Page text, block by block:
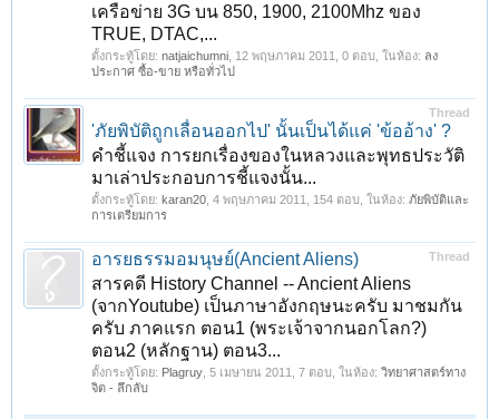
เครือข่าย 3G บน 850, 1900, 2100Mhz ของ
TRUE, DTAC,...
ตั้งกระทู้โดย: natjaichumni 12 พฤษภาคม 2011 , 0 ตอบ, ในห้อง: ลง
ประกาศ ซื้อ-ขาย หรือทั่วไป
Thread
'ภัยพิบัติถูกเลื่อนออกไป' นั้นเป็นได้แค่ 'ข้ออ้าง' ?
คำชี้แจง การยกเรื่องของในหลวงและพุทธประวัติ
มาเล่าประกอบการชี้แจงนั้น...
ตั้งกระทู้โดย: karan20 4 พฤษภาคม 2011 , 154 ตอบ, ในห้อง: ภัยพิบัติและ
การเตรียมการ
Thread
อารยธรรมอมนุษย์(Ancient Aliens)
สารคดี History Channel -- Ancient Aliens
(จากYoutube) เป็นภาษาอังกฤษนะครับ มาชมกัน
ครับ ภาคแรก ตอน1 (พระเจ้าจากนอกโลก?)
ตอน2 (หลักฐาน) ตอน3...
ตั้งกระทู้โดย: Plagruy 5 เมษายน 2011 , 7 ตอบ, ในห้อง: วิทยาศาสตร์ทาง
จิต - ลึกลับ